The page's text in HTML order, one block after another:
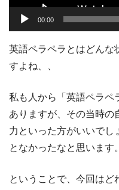
00:00
英語ペラペラとはどんな
すよね、、
私も人から「英語ペラペ
ありますが、その当時の
力といった方がいいでし
となかったなと思います。
ということで、今回はど